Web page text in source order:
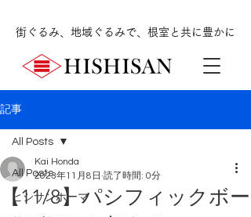
街ぐるみ、地域ぐるみで、根室と共に豊かに
記事
All Posts
ヒシサンホーマ
All Posts
【11/8】パシフィックボー
Kai Honda
2023年11月8日 読了時間: 0分